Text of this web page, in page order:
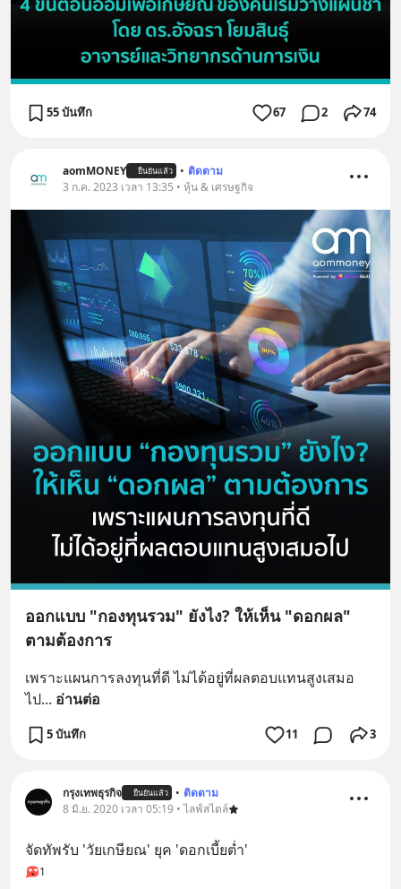
55 บันทึก 67 2 74
aomMONEY ยืนยันแล้ว • ติดตาม
3 ก.ค. 2023 เวลา 13:35 • หุ้น & เศรษฐกิจ
ออกแบบ "กองทุนรวม" ยังไง? ให้เห็น "ดอกผล"
ตามต้องการ
เพราะแผนการลงทุนที่ดี ไม่ได้อยู่ที่ผลตอบแทนสูงเสมอ
ไป... อ่านต่อ
5 บันทึก 11 3
กรุงเทพธุรกิจ ยืนยันแล้ว • ติดตาม
8 มิ.ย. 2020 เวลา 05:19 • ไลฟ์สไตล์
จัดทัพรับ 'วัยเกษียณ' ยุค 'ดอกเบี้ยต่ำ'
1